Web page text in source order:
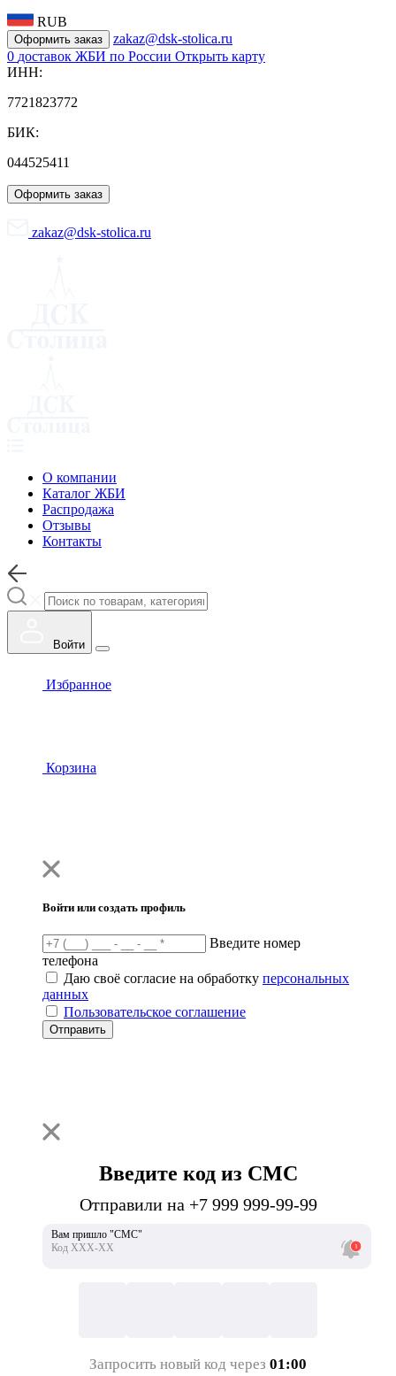
RUB
Оформить заказ
zakaz@dsk-stolica.ru
0 доставок ЖБИ по России Открыть карту
ИНН:
7721823772
БИК:
044525411
Оформить заказ
zakaz@dsk-stolica.ru
О компании
Каталог ЖБИ
Распродажа
Отзывы
Контакты
Войти
Избранное
Корзина
Войти или создать профиль
Введите номер
телефона
Даю своё согласие на обработку персональных
данных
Пользовательское соглашение
Отправить
Введите код из СМС
Отправили на +7 999 999-99-99
Вам пришло "СМС"
Код ХХХ-ХХ
Запросить новый код через 01:00